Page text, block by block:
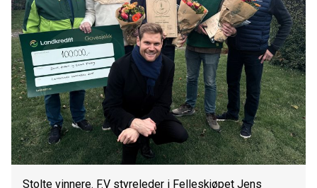
Stolte vinnere. F.V styreleder i Felleskjøpet Jens